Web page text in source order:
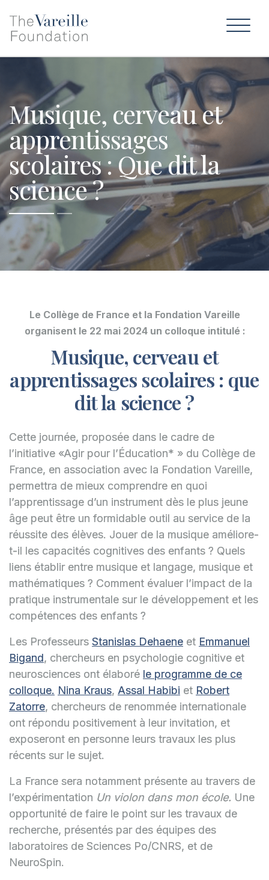
Musique, cerveau et
apprentissages
scolaires : Que dit la
science ?
Le Collège de France et la Fondation Vareille
organisent le 22 mai 2024 un colloque intitulé :
Musique, cerveau et
apprentissages scolaires : que
dit la science ?
Cette journée, proposée dans le cadre de
l’initiative «Agir pour l’Éducation* » du Collège de
France, en association avec la Fondation Vareille,
permettra de mieux comprendre en quoi
l’apprentissage d’un instrument dès le plus jeune
âge peut être un formidable outil au service de la
réussite des élèves. Jouer de la musique améliore-
t-il les capacités cognitives des enfants ? Quels
liens établir entre musique et langage, musique et
mathématiques ? Comment évaluer l’impact de la
pratique instrumentale sur le développement et les
compétences des enfants ?
Les Professeurs Stanislas Dehaene et Emmanuel
Bigand, chercheurs en psychologie cognitive et
neurosciences ont élaboré le programme de ce
colloque. Nina Kraus, Assal Habibi et Robert
Zatorre, chercheurs de renommée internationale
ont répondu positivement à leur invitation, et
exposeront en personne leurs travaux les plus
récents sur le sujet.
La France sera notamment présente au travers de
l’expérimentation Un violon dans mon école. Une
opportunité de faire le point sur les travaux de
recherche, présentés par des équipes des
laboratoires de Sciences Po/CNRS, et de
NeuroSpin.